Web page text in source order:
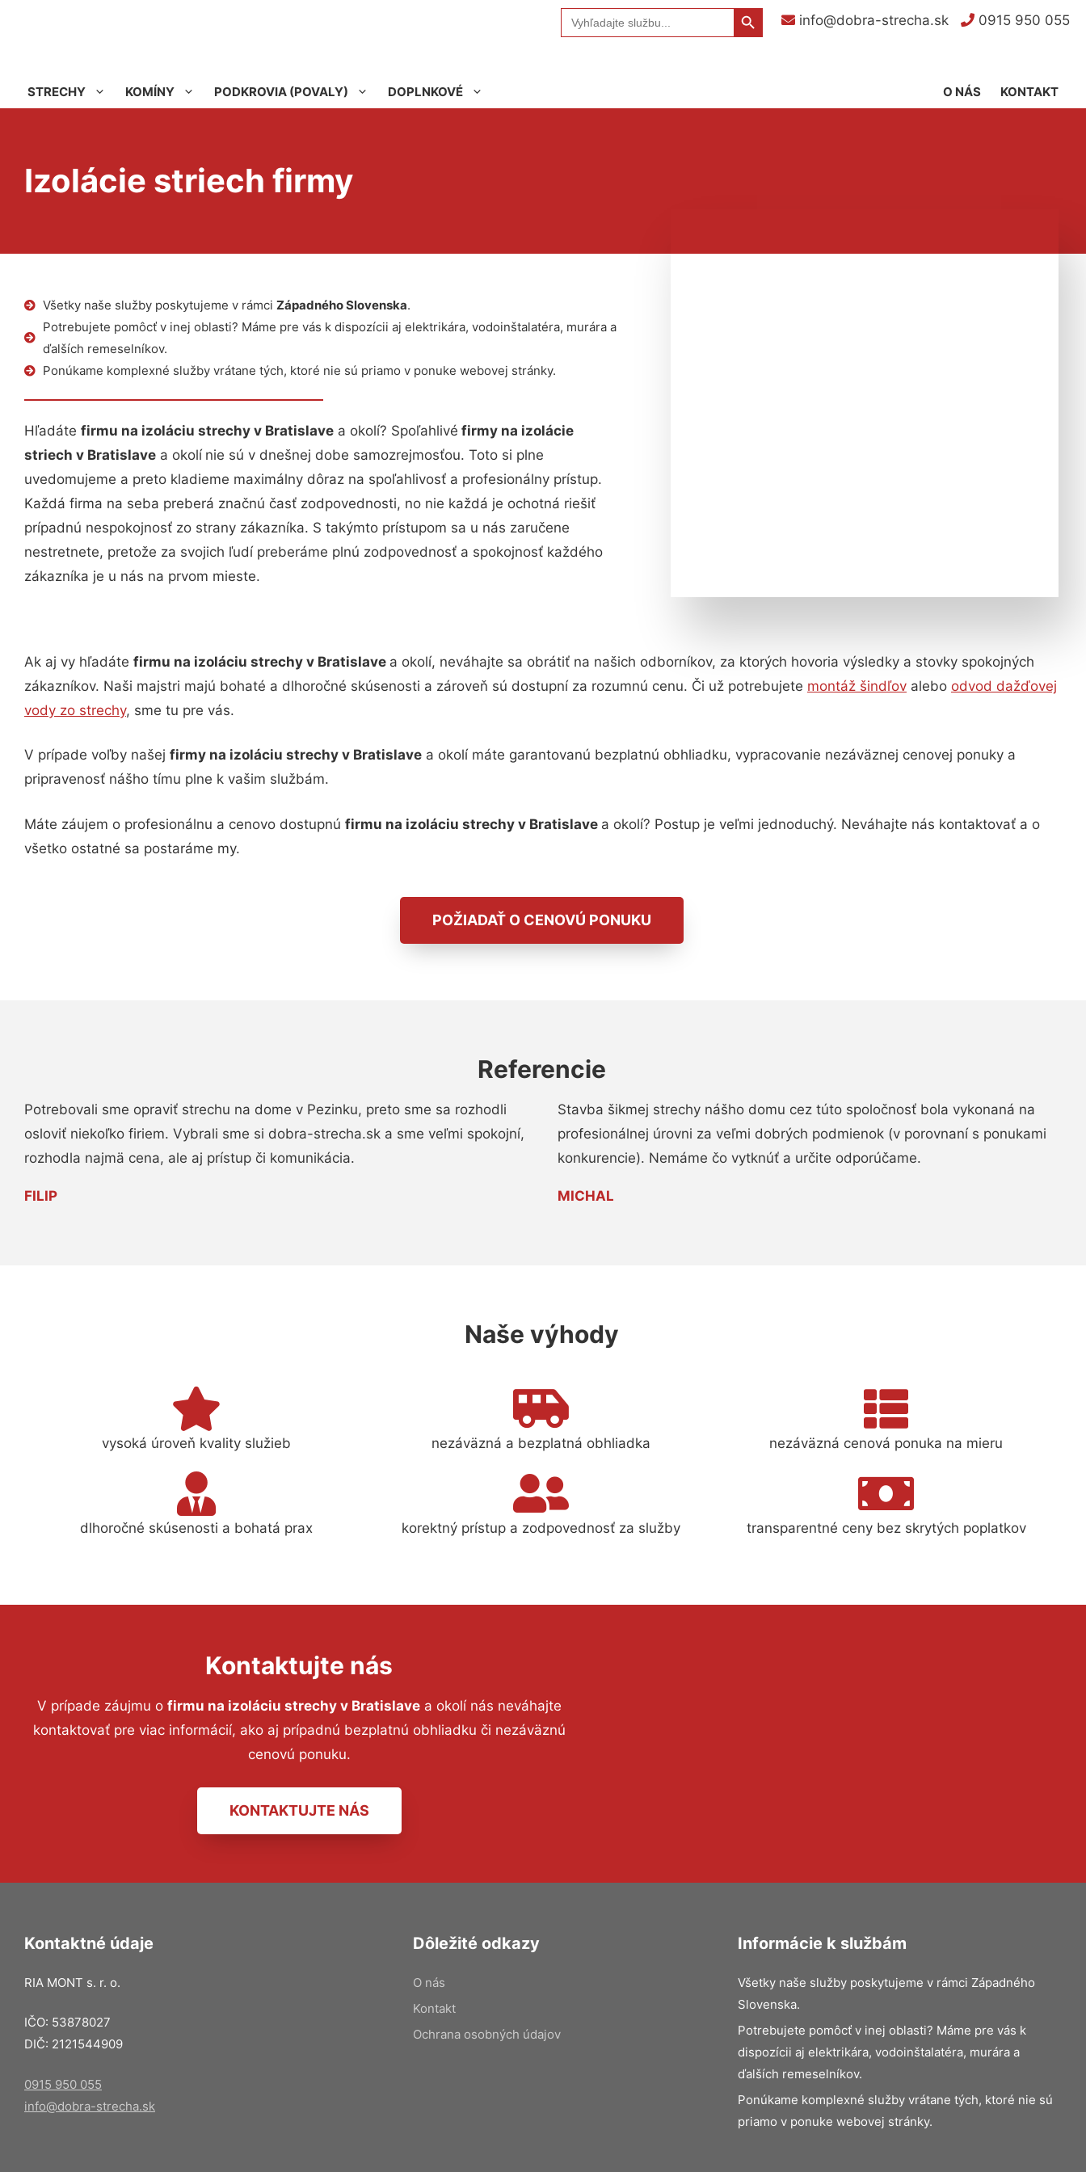
Search
for:
Search Button
info@dobra-strecha.sk
0915 950 055
STRECHY KOMÍNY PODKROVIA (POVALY) DOPLNKOVÉ KONTAKT
O NÁS
Izolácie striech firmy
Všetky naše služby poskytujeme v rámci Západného Slovenska.
Potrebujete pomôcť v inej oblasti? Máme pre vás k dispozícii aj elektrikára, vodoinštalatéra, murára a
ďalších remeselníkov.
Ponúkame komplexné služby vrátane tých, ktoré nie sú priamo v ponuke webovej stránky.
Hľadáte firmu na izoláciu strechy v Bratislave a okolí? Spoľahlivé firmy na izolácie
striech v Bratislave a okolí nie sú v dnešnej dobe samozrejmosťou. Toto si plne
uvedomujeme a preto kladieme maximálny dôraz na spoľahlivosť a profesionálny prístup.
Každá firma na seba preberá značnú časť zodpovednosti, no nie každá je ochotná riešiť
prípadnú nespokojnosť zo strany zákazníka. S takýmto prístupom sa u nás zaručene
nestretnete, pretože za svojich ľudí preberáme plnú zodpovednosť a spokojnosť každého
zákazníka je u nás na prvom mieste.
Ak aj vy hľadáte firmu na izoláciu strechy v Bratislave a okolí, neváhajte sa obrátiť na našich odborníkov, za ktorých hovoria výsledky a stovky spokojných
zákazníkov. Naši majstri majú bohaté a dlhoročné skúsenosti a zároveň sú dostupní za rozumnú cenu. Či už potrebujete montáž šindľov alebo odvod dažďovej
vody zo strechy, sme tu pre vás.
V prípade voľby našej firmy na izoláciu strechy v Bratislave a okolí máte garantovanú bezplatnú obhliadku, vypracovanie nezáväznej cenovej ponuky a
pripravenosť nášho tímu plne k vašim službám.
Máte záujem o profesionálnu a cenovo dostupnú firmu na izoláciu strechy v Bratislave a okolí? Postup je veľmi jednoduchý. Neváhajte nás kontaktovať a o
všetko ostatné sa postaráme my.
POŽIADAŤ O CENOVÚ PONUKU
Referencie
Potrebovali sme opraviť strechu na dome v Pezinku, preto sme sa rozhodli
osloviť niekoľko firiem. Vybrali sme si dobra-strecha.sk a sme veľmi spokojní,
rozhodla najmä cena, ale aj prístup či komunikácia.
FILIP
Stavba šikmej strechy nášho domu cez túto spoločnosť bola vykonaná na
profesionálnej úrovni za veľmi dobrých podmienok (v porovnaní s ponukami
konkurencie). Nemáme čo vytknúť a určite odporúčame.
MICHAL
Naše výhody
vysoká úroveň kvality služieb nezáväzná a bezplatná obhliadka nezáväzná cenová ponuka na mieru
dlhoročné skúsenosti a bohatá prax korektný prístup a zodpovednosť za služby transparentné ceny bez skrytých poplatkov
Kontaktujte nás
V prípade záujmu o firmu na izoláciu strechyv Bratislavea okolí nás neváhajte
kontaktovať pre viac informácií, ako aj prípadnú bezplatnú obhliadku či nezáväznú
cenovú ponuku.
KONTAKTUJTE NÁS
Kontaktné údaje
RIA MONT s. r. o.
IČO: 53878027
DIČ: 2121544909
0915 950 055
info@dobra-strecha.sk
Dôležité odkazy
O nás
Kontakt
Ochrana osobných údajov
Informácie k službám
Všetky naše služby poskytujeme v rámci Západného
Slovenska.
Potrebujete pomôcť v inej oblasti? Máme pre vás k
dispozícii aj elektrikára, vodoinštalatéra, murára a
ďalších remeselníkov.
Ponúkame komplexné služby vrátane tých, ktoré nie sú
priamo v ponuke webovej stránky.